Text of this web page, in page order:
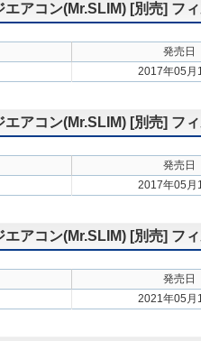
アコン(Mr.SLIM) [別売] フ
発売日
2017年05月
アコン(Mr.SLIM) [別売] フ
発売日
2017年05月
アコン(Mr.SLIM) [別売] フ
発売日
2021年05月